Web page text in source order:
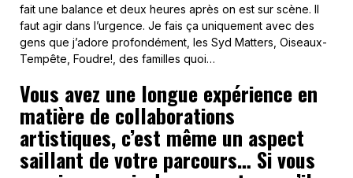
fait une balance et deux heures après on est sur scène. Il
faut agir dans l’urgence. Je fais ça uniquement avec des
gens que j’adore profondément, les Syd Matters, Oiseaux-
Tempête, Foudre!, des familles quoi…
Vous avez une longue expérience en
matière de collaborations
artistiques, c’est même un aspect
saillant de votre parcours… Si vous